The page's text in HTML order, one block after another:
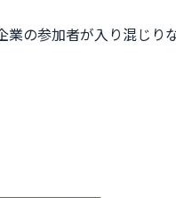
の参加者が入り混じり